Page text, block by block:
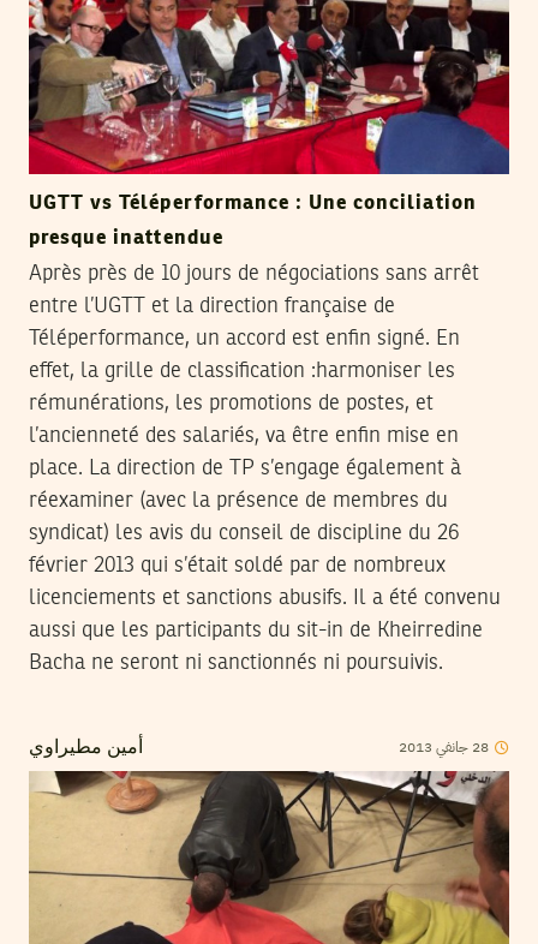
UGTT vs Téléperformance : Une conciliation
presque inattendue
Après près de 10 jours de négociations sans arrêt
entre l’UGTT et la direction française de
Téléperformance, un accord est enfin signé. En
effet, la grille de classification :harmoniser les
rémunérations, les promotions de postes, et
l’ancienneté des salariés, va être enfin mise en
place. La direction de TP s’engage également à
réexaminer (avec la présence de membres du
syndicat) les avis du conseil de discipline du 26
février 2013 qui s’était soldé par de nombreux
licenciements et sanctions abusifs. Il a été convenu
aussi que les participants du sit-in de Kheirredine
Bacha ne seront ni sanctionnés ni poursuivis.
أمين مطيراوي 28 جانفي 2013